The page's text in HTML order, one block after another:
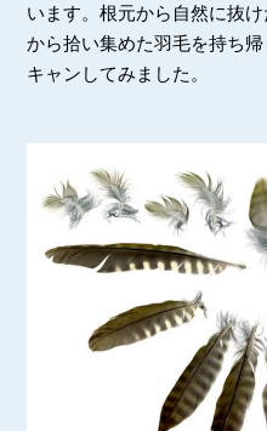
います。根元から自然に抜
から拾い集めた羽毛を持ち
キャンしてみました。